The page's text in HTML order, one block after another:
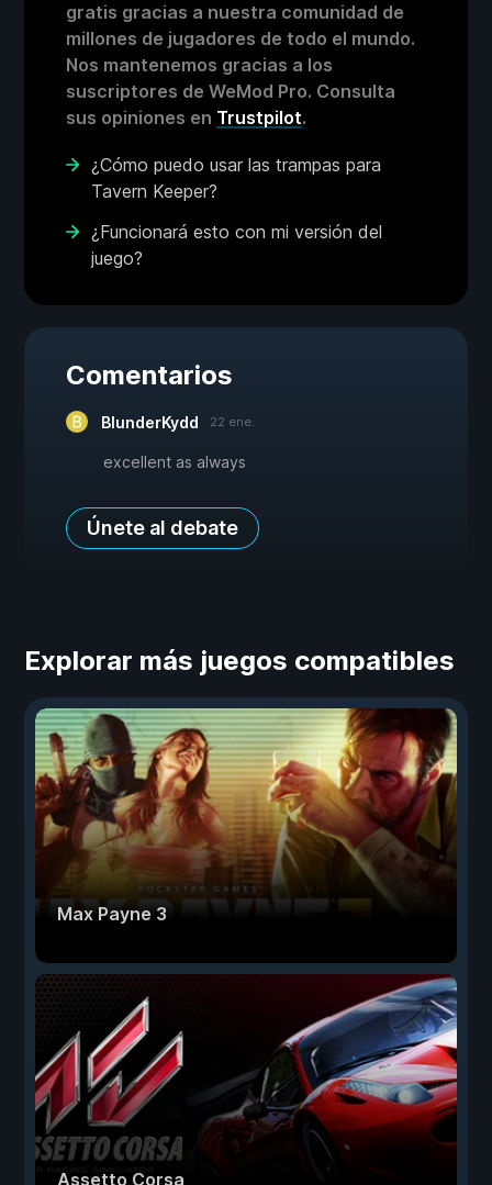
gratis gracias a nuestra comunidad de
millones de jugadores de todo el mundo.
Nos mantenemos gracias a los
suscriptores de WeMod Pro. Consulta
sus opiniones en Trustpilot.
¿Cómo puedo usar las trampas para
Tavern Keeper?
¿Funcionará esto con mi versión del
juego?
Comentarios
BlunderKydd 22 ene.
excellent as always
Únete al debate
Explorar más juegos compatibles
Max Payne 3
Assetto Corsa